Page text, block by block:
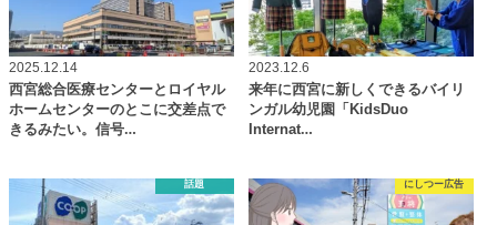
2025.12.14
西宮総合医療センターとロイヤル
ホームセンターのとこに交差点で
きるみたい。信号…
2023.12.6
来年に西宮に新しくできるバイリ
ンガル幼児園「KidsDuo
Internat…
話題 にしつー広告